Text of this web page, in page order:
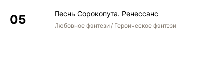
Песнь Сорокопута. Ренессанс
Любовное фэнтези / Героическое фэнтези